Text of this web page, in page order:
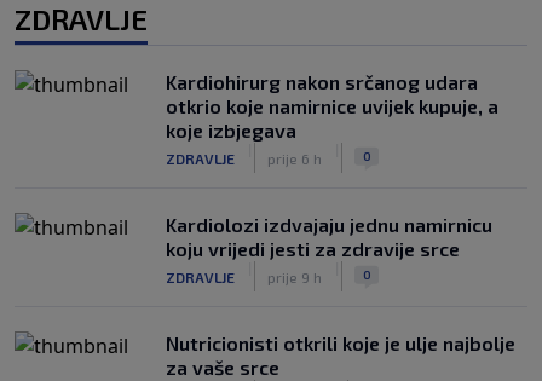
ZDRAVLJE
Kardiohirurg nakon srčanog udara
otkrio koje namirnice uvijek kupuje, a
koje izbjegava
ZDRAVLJE prije 6 h 0
Kardiolozi izdvajaju jednu namirnicu
koju vrijedi jesti za zdravije srce
ZDRAVLJE prije 9 h 0
Nutricionisti otkrili koje je ulje najbolje
za vaše srce